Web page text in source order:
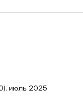
июль 2025